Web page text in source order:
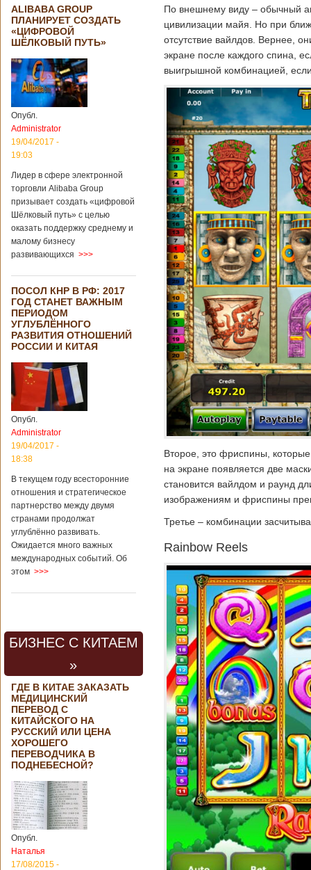
ALIBABA GROUP
ПЛАНИРУЕТ СОЗДАТЬ
«ЦИФРОВОЙ
ШЁЛКОВЫЙ ПУТЬ»
Опубл.
Administrator
19/04/2017 -
19:03
Лидер в сфере электронной
торговли Alibaba Group
призывает создать «цифровой
Шёлковый путь» с целью
оказать поддержку среднему и
малому бизнесу
развивающихся >>>
ПОСОЛ КНР В РФ: 2017
ГОД СТАНЕТ ВАЖНЫМ
ПЕРИОДОМ
УГЛУБЛЁННОГО
РАЗВИТИЯ ОТНОШЕНИЙ
РОССИИ И КИТАЯ
Опубл.
Administrator
19/04/2017 -
18:38
В текущем году всесторонние
отношения и стратегическое
партнерство между двумя
странами продолжат
углублённо развивать.
Ожидается много важных
международных событий. Об
этом >>>
БИЗНЕС С КИТАЕМ
»
ГДЕ В КИТАЕ ЗАКАЗАТЬ
МЕДИЦИНСКИЙ
ПЕРЕВОД С
КИТАЙСКОГО НА
РУССКИЙ ИЛИ ЦЕНА
ХОРОШЕГО
ПЕРЕВОДЧИКА В
ПОДНЕБЕСНОЙ?
Опубл.
Наталья
17/08/2015 -
По внешнему виду – обычный
цивилизации майя. Но при
отсутствие вайлдов. Вернее,
экране после каждого спина,
выигрышной комбинацией,
Второе, это фриспины,
на экране появляется две
становится вайлдом и раунд
изображениям и фриспины
Третье – комбинации
Rainbow Reels